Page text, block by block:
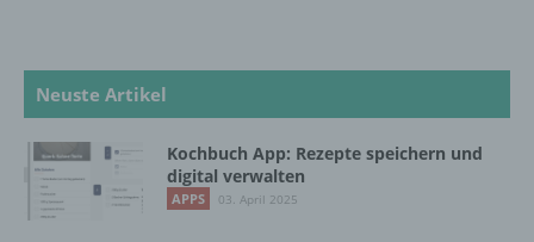
Neuste Artikel
Kochbuch App: Rezepte speichern und
digital verwalten
APPS 03. April 2025
juristische Person, Behörde, Einrichtung
oder andere Stelle, die allein oder
gemeinsam mit anderen über die Zwecke
personenbezogenen Daten entscheidet.
Sind die Zwecke und Mittel dieser
Verarbeitung durch das Unionsrecht oder